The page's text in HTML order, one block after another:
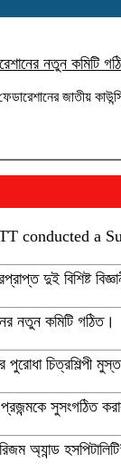
নতুন কমিটি
জাতীয়
conducted a
দুই বিশিষ্ট
নতুন কমিটি গঠিত।
পুরোধা চিত্রশিল্পী
সুসংগঠিত
অ্যান্ড